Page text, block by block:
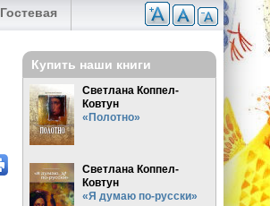
Гостевая
Купить наши книги
Светлана Коппел-
Ковтун
«Полотно»
Светлана Коппел-
Ковтун
«Я думаю по-русски»